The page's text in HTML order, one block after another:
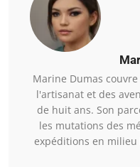
Marine Dumas
l'artisanat et des
de huit ans. Son
les mutations des
expéditions en